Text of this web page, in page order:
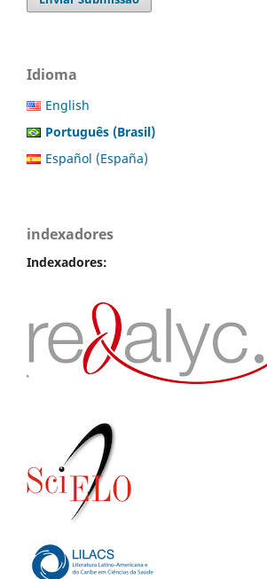
Idioma
English
Português (Brasil)
Español (España)
indexadores
Indexadores: